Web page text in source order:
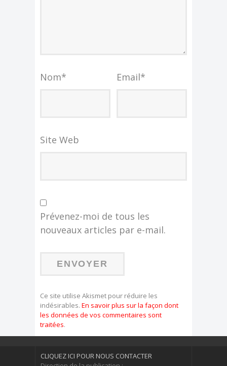
Nom* Email*
Site Web
Prévenez-moi de tous les
nouveaux articles par e-mail.
Ce site utilise Akismet pour réduire les
indésirables. En savoir plus sur la façon dont
les données de vos commentaires sont
traitées.
CLIQUEZ ICI POUR NOUS CONTACTER